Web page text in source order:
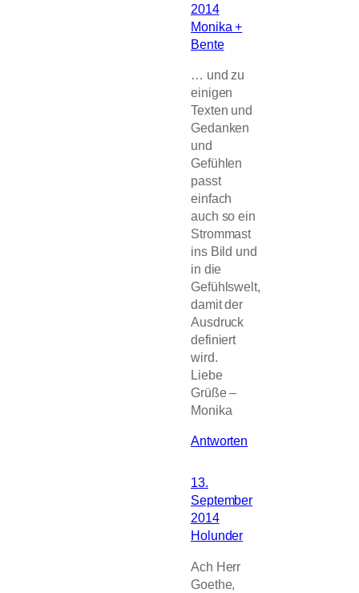
2014
Monika +
Bente
… und zu
einigen
Texten und
Gedanken
und
Gefühlen
passt
einfach
auch so ein
Strommast
ins Bild und
in die
Gefühlswelt,
damit der
Ausdruck
definiert
wird.
Liebe
Grüße –
Monika
Antworten
13.
September
2014
Holunder
Ach Herr
Goethe,